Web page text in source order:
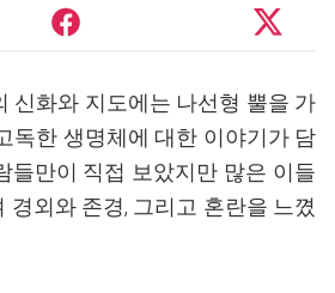
신화와 지도에는 나선형 뿔을 가
독한 생명체에 대한 이야기가 담
들만이 직접 보았지만 많은 이들
경외와 존경, 그리고 혼란을 느꼈